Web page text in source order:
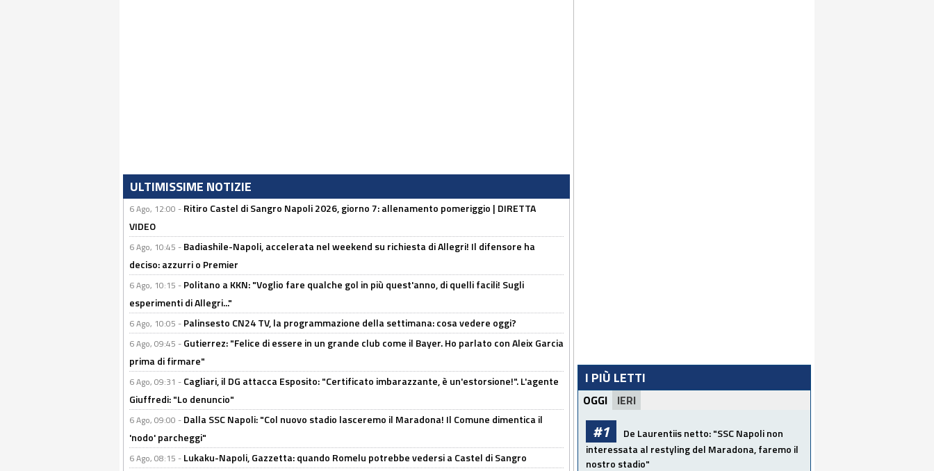
ULTIMISSIME NOTIZIE
6 Ago, 12:00 - Ritiro Castel di Sangro Napoli 2026, giorno 7: allenamento pomeriggio | DIRETTA
VIDEO
6 Ago, 10:45 - Badiashile-Napoli, accelerata nel weekend su richiesta di Allegri! Il difensore ha
deciso: azzurri o Premier
6 Ago, 10:15 - Politano a KKN: "Voglio fare qualche gol in più quest'anno, di quelli facili! Sugli
esperimenti di Allegri..."
6 Ago, 10:05 - Palinsesto CN24 TV, la programmazione della settimana: cosa vedere oggi?
6 Ago, 09:45 - Gutierrez: "Felice di essere in un grande club come il Bayer. Ho parlato con Aleix Garcia
prima di firmare"
6 Ago, 09:31 - Cagliari, il DG attacca Esposito: "Certificato imbarazzante, è un'estorsione!". L'agente
Giuffredi: "Lo denuncio"
6 Ago, 09:00 - Dalla SSC Napoli: "Col nuovo stadio lasceremo il Maradona! Il Comune dimentica il
'nodo' parcheggi"
6 Ago, 08:15 - Lukaku-Napoli, Gazzetta: quando Romelu potrebbe vedersi a Castel di Sangro
I PIÙ LETTI
OGGI IERI
#1
De Laurentiis netto: "SSC Napoli non
interessata al restyling del Maradona, faremo il
nostro stadio"